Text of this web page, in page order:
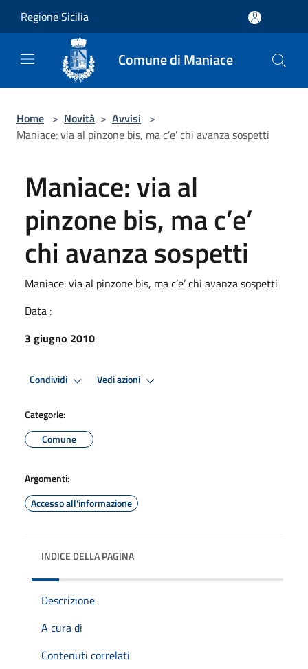
Regione Sicilia
Comune di Maniace
Home > Novità > Avvisi >
Maniace: via al pinzone bis, ma c’e’ chi avanza sospetti
Maniace: via al
pinzone bis, ma c’e’
chi avanza sospetti
Maniace: via al pinzone bis, ma c’e’ chi avanza sospetti
Data :
3 giugno 2010
Condividi Vedi azioni
Categorie:
Comune
Argomenti:
Accesso all'informazione
INDICE DELLA PAGINA
Descrizione
A cura di
Contenuti correlati